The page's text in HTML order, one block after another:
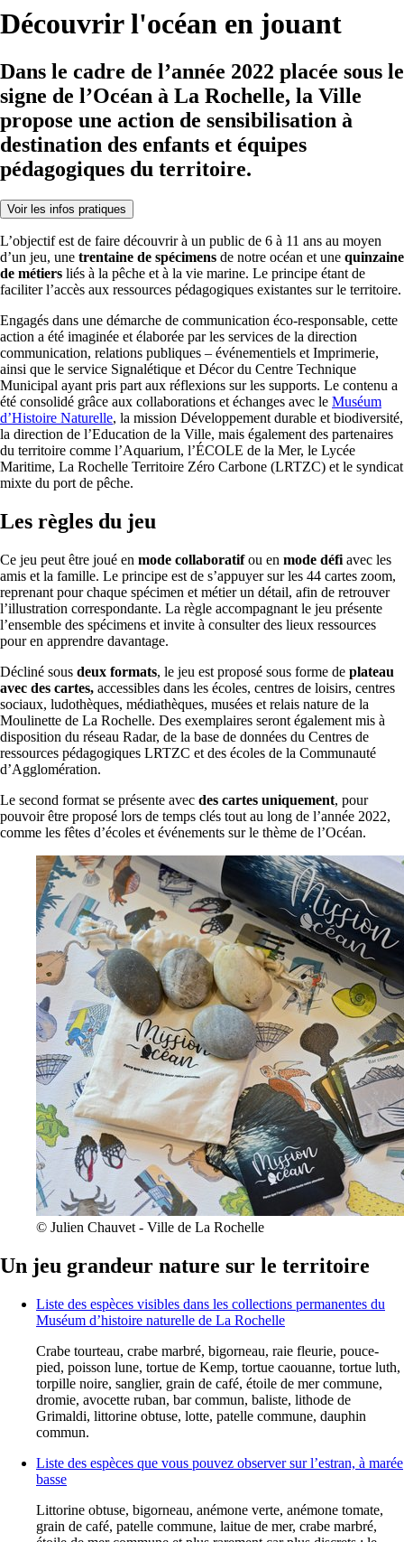
Découvrir l'océan en jouant
Dans le cadre de l’année 2022 placée sous le
signe de l’Océan à La Rochelle, la Ville
propose une action de sensibilisation à
destination des enfants et équipes
pédagogiques du territoire.
Voir les infos pratiques
L’objectif est de faire découvrir à un public de 6 à 11 ans au moyen
d’un jeu, une trentaine de spécimens de notre océan et une quinzaine
de métiers liés à la pêche et à la vie marine. Le principe étant de
faciliter l’accès aux ressources pédagogiques existantes sur le territoire.
Engagés dans une démarche de communication éco-responsable, cette
action a été imaginée et élaborée par les services de la direction
communication, relations publiques – événementiels et Imprimerie,
ainsi que le service Signalétique et Décor du Centre Technique
Municipal ayant pris part aux réflexions sur les supports. Le contenu a
été consolidé grâce aux collaborations et échanges avec le Muséum
d’Histoire Naturelle, la mission Développement durable et biodiversité,
la direction de l’Education de la Ville, mais également des partenaires
du territoire comme l’Aquarium, l’ÉCOLE de la Mer, le Lycée
Maritime, La Rochelle Territoire Zéro Carbone (LRTZC) et le syndicat
mixte du port de pêche.
Les règles du jeu
Ce jeu peut être joué en mode collaboratifou en mode défi avec les
amis et la famille. Le principe est de s’appuyer sur les 44 cartes zoom,
reprenant pour chaque spécimen et métier un détail, afin de retrouver
l’illustration correspondante. La règle accompagnant le jeu présente
l’ensemble des spécimens et invite à consulter des lieux ressources
pour en apprendre davantage.
Décliné sous deux formats, le jeu est proposé sous forme de plateau
avec des cartes, accessibles dans les écoles, centres de loisirs, centres
sociaux, ludothèques, médiathèques, musées et relais nature de la
Moulinette de La Rochelle. Des exemplaires seront également mis à
disposition du réseau Radar, de la base de données du Centres de
ressources pédagogiques LRTZC et des écoles de la Communauté
d’Agglomération.
Le second format se présente avec des cartes uniquement, pour
pouvoir être proposé lors de temps clés tout au long de l’année 2022,
comme les fêtes d’écoles et événements sur le thème de l’Océan.
© Julien Chauvet - Ville de La Rochelle
Un jeu grandeur nature sur le territoire
Liste des espèces visibles dans les collections permanentes du
Muséum d’histoire naturelle de La Rochelle
Crabe tourteau, crabe marbré, bigorneau, raie fleurie, pouce-
pied, poisson lune, tortue de Kemp, tortue caouanne, tortue luth,
torpille noire, sanglier, grain de café, étoile de mer commune,
dromie, avocette ruban, bar commun, baliste, lithode de
Grimaldi, littorine obtuse, lotte, patelle commune, dauphin
commun.
Liste des espèces que vous pouvez observer sur l’estran, à marée
basse
Littorine obtuse, bigorneau, anémone verte, anémone tomate,
grain de café, patelle commune, laitue de mer, crabe marbré,